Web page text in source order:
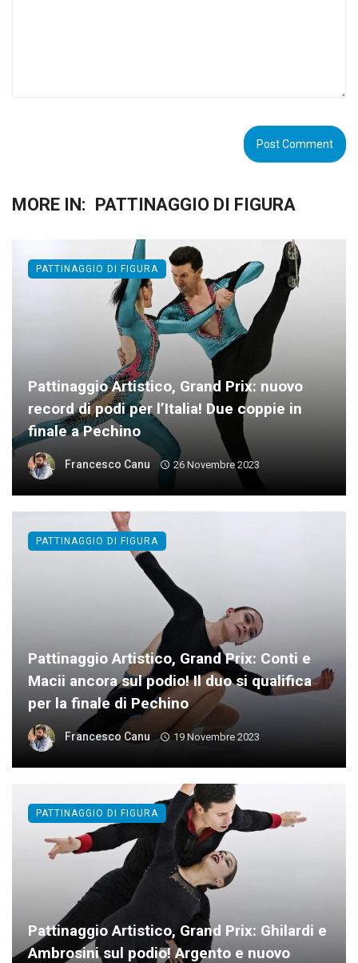
MORE IN: PATTINAGGIO DI FIGURA
Pattinaggio Artistico, Grand Prix: nuovo
record di podi per l’Italia! Due coppie in
finale a Pechino
Francesco Canu 26 Novembre 2023
PATTINAGGIO DI FIGURA
Pattinaggio Artistico, Grand Prix: Conti e
Macii ancora sul podio! Il duo si qualifica
per la finale di Pechino
Francesco Canu 19 Novembre 2023
PATTINAGGIO DI FIGURA
Pattinaggio Artistico, Grand Prix: Ghilardi e
Ambrosini sul podio! Argento e nuovo
PATTINAGGIO DI FIGURA